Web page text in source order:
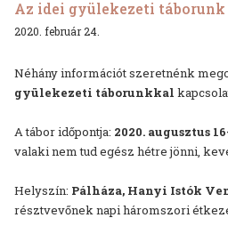
Az idei gyülekezeti táborunk
2020. február 24.
Néhány információt szeretnénk
gyülekezeti táborunkkal
A tábor időpontja: 2020. augusztus
valaki nem tud egész hétre jönni,
Helyszín: Pálháza, Hanyi Istók
résztvevőnek napi háromszori